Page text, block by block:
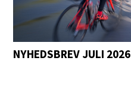
NYHEDSBREV JULI 2026